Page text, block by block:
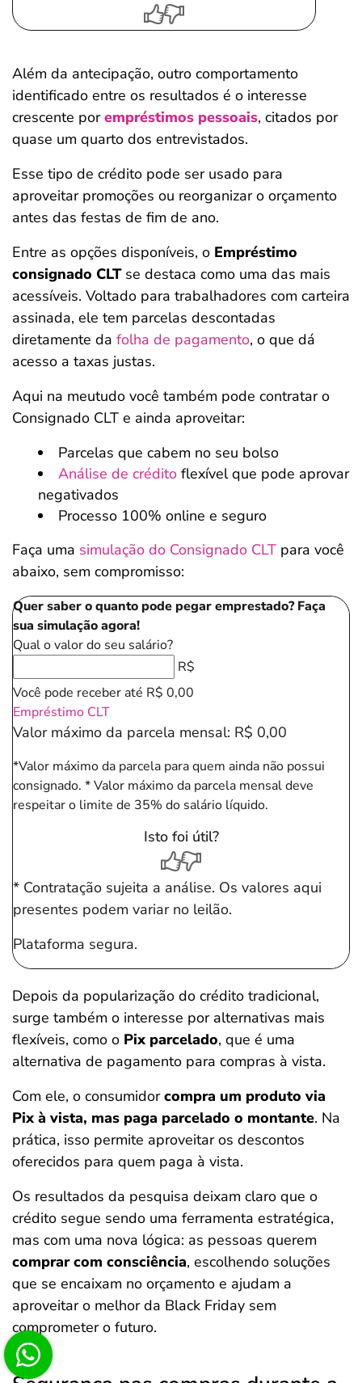
Além da antecipação, outro comportamento
identificado entre os resultados é o interesse
crescente porempréstimos pessoais, citados por
quase um quarto dos entrevistados.
Esse tipo de crédito pode ser usado para
aproveitar promoções ou reorganizar o orçamento
antes das festas de fim de ano.
Entre as opções disponíveis, o Empréstimo
consignado CLTse destaca como uma das mais
acessíveis. Voltado para trabalhadores com carteira
assinada, ele tem parcelas descontadas
diretamente da folha de pagamento, o que dá
acesso a taxas justas.
Aqui na meutudo você também pode contratar o
Consignado CLT e ainda aproveitar:
Parcelas que cabem no seu bolso
Análise de crédito flexível que pode aprovar
negativados
Processo 100% online e seguro
Faça uma simulação do Consignado CLT para você
abaixo, sem compromisso:
Quer saber o quanto pode pegar emprestado? Faça
sua simulação agora!
Qual o valor do seu salário?
R$
Você pode receber até R$ 0,00
Empréstimo CLT
Valor máximo da parcela mensal: R$ 0,00
*Valor máximo da parcela para quem ainda não possui
consignado. * Valor máximo da parcela mensal deve
respeitar o limite de 35% do salário líquido.
Isto foi útil?
* Contratação sujeita a análise. Os valores aqui
presentes podem variar no leilão.
Plataforma segura.
Depois da popularização do crédito tradicional,
surge também o interesse por alternativas mais
flexíveis, como o Pix parcelado, que é uma
alternativa de pagamento para compras à vista.
Com ele, o consumidorcompra um produto via
Pix à vista, mas paga parcelado o montante. Na
prática, isso permite aproveitar os descontos
oferecidos para quem paga à vista.
Os resultados da pesquisa deixam claro que o
crédito segue sendo uma ferramenta estratégica,
mas com uma nova lógica: as pessoas querem
comprar com consciência, escolhendo soluções
que se encaixam no orçamento e ajudam a
aproveitar o melhor da Black Friday sem
comprometer o futuro.